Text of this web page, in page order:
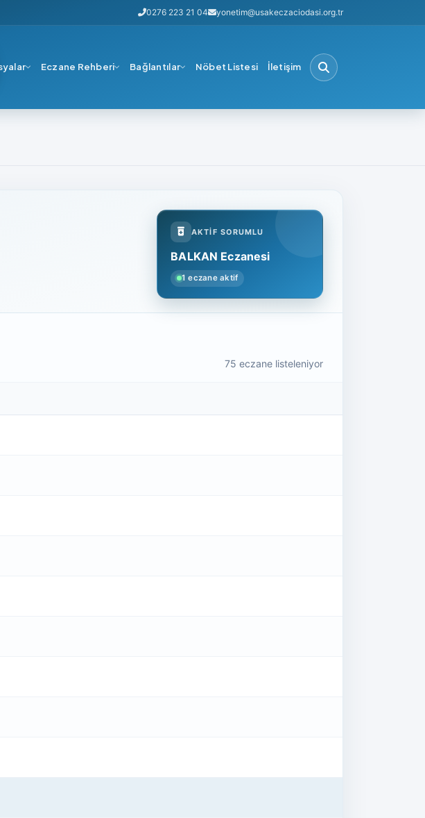
0276 223 21 04 yonetim@usakeczaciodasi.org.tr
Eczane Rehberi Bağlantılar Nöbet Listesi İletişim
AKTIF SORUMLU
BALKAN Eczanesi
1 eczane aktif
75 eczane listeleniyor